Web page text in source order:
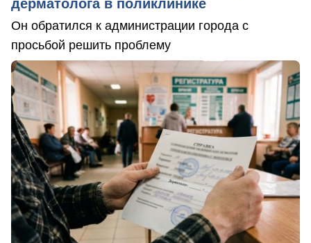
дерматолога в поликлинике
Он обратился к администрации города с
просьбой решить проблему